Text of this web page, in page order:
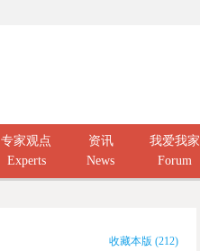
专家观点
Experts
资讯
News
我爱我家
Forum
收藏本版 (212)